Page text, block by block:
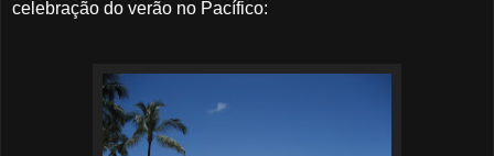
celebração do verão no Pacífico: